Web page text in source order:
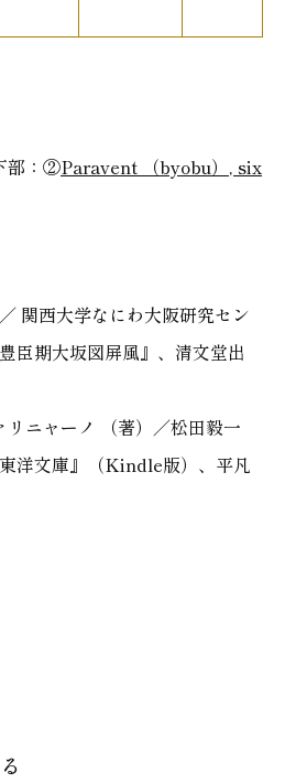
部：②Paravent （byobu）, six
関西大学なにわ大阪研究セン
臣期大坂図屏風』、清文堂出
ニャーノ （著）／松田毅一
東洋文庫』（Kindle版）、平凡